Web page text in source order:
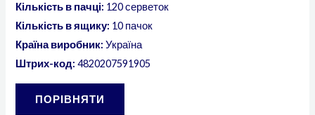
Кількість в пачці: 120 серветок
Кількість в ящику: 10 пачок
Країна виробник: Україна
Штрих-код: 4820207591905
ПОРІВНЯТИ